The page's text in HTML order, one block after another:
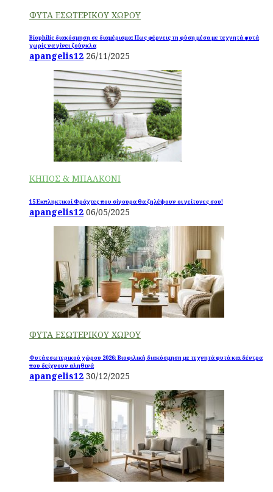
ΦΥΤΑ ΕΣΩΤΕΡΙΚΟΥ ΧΩΡΟΥ
Biophilic διακόσμηση σε διαμέρισμα: Πως φέρνεις τη φύση μέσα με τεχνητά φυτά
χωρίς να γίνει ζούγκλα
apangelis12 26/11/2025
ΚΗΠΟΣ & ΜΠΑΛΚΟΝΙ
15 Εκπληκτικοί Φράχτες που σίγουρα θα ζηλέψουν οι γείτονες σου!
apangelis12 06/05/2025
ΦΥΤΑ ΕΣΩΤΕΡΙΚΟΥ ΧΩΡΟΥ
Φυτά εσωτερικού χώρου 2026: Βιοφιλική διακόσμηση με τεχνητά φυτά και δέντρα
που δείχνουν αληθινά
apangelis12 30/12/2025